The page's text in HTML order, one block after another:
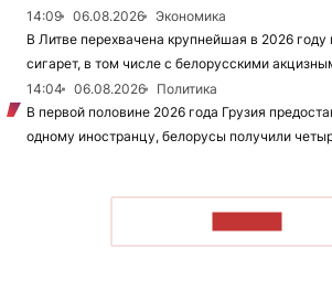
14:09
06.08.2026
Экономика
В Литве перехвачена крупнейшая в 2026 году
сигарет, в том числе с белорусскими
14:04
06.08.2026
Политика
В первой половине 2026 года Грузия
одному иностранцу, белорусы получили